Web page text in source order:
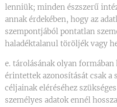
lenniük; minden észszerű
annak érdekében, hogy az
szempontjából pontatlan
haladéktalanul töröljék vagy
e. tárolásának olyan
érintettek azonosítását csak a
céljainak eléréséhez
személyes adatok ennél